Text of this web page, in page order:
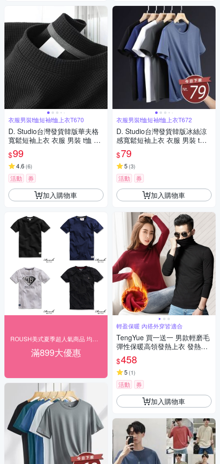
衣服男裝t恤短袖t恤上衣T670
D. Studio台灣發貨韓版華夫格
寬鬆短袖上衣 衣服 男裝 t恤 短
袖t恤 上衣T670
$99
4.6 (6)
活動 券
加入購物車
滿899大優惠
衣服男裝t恤短袖t恤上衣T672
D. Studio台灣發貨韓版冰絲涼
感寬鬆短袖上衣 衣服 男裝 t
恤 短袖t恤 上衣T672
$79
5 (3)
活動 券
加入購物車
輕盈保暖 內搭外穿皆適合
TengYue 買一送一 男款輕磨毛
彈性保暖高領發熱上衣 發熱衣
保暖衣 內搭上衣 長袖上衣 4色
4尺寸
$458
5 (1)
活動 券
加入購物車